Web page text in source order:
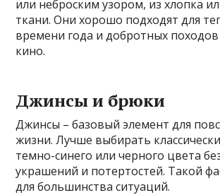
или неброским узором, из хлопка
ткани. Они хорошо подходят для
времени года и добротных
кино.
Джинсы и брюки
Джинсы – базовый элемент для
жизни. Лучше выбирать
темно-синего или черного цвета
украшений и потертостей. Такой
для большинства ситуаций.